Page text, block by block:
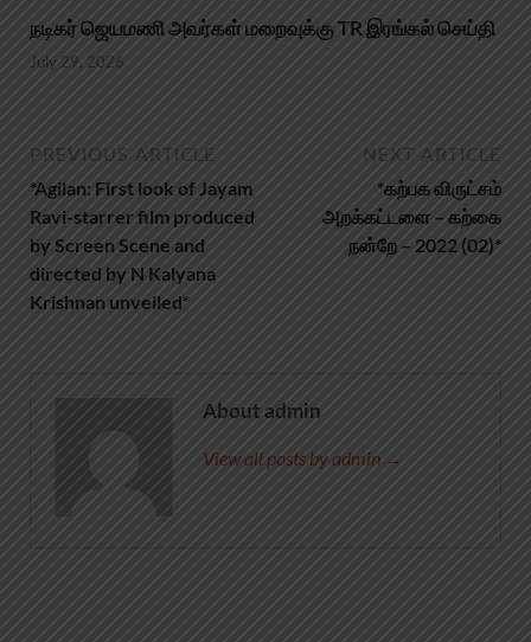
நடிகர் ஜெயமணி அவர்கள் மறைவுக்கு TR இரங்கல் செய்தி
July 29, 2026
PREVIOUS ARTICLE
*Agilan: First look of Jayam
Ravi-starrer film produced
by Screen Scene and
directed by N Kalyana
Krishnan unveiled*
NEXT ARTICLE
*கற்பக விருட்சம்
அறக்கட்டளை – கற்கை
நன்றே – 2022 (02)*
About admin
View all posts by admin →